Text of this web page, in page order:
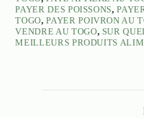
PAYER DES POISSONS,
TOGO,PAYER POIVRON AU
VENDRE AU TOGO, SUR
MEILLEURS PRODUITS